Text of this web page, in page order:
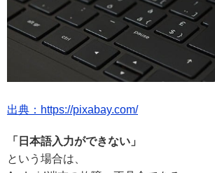
出典：https://pixabay.com/
「日本語入力ができない」
という場合は、